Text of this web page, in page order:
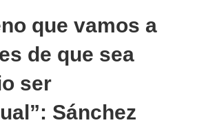
que vamos a
de que sea
ser
Sánchez